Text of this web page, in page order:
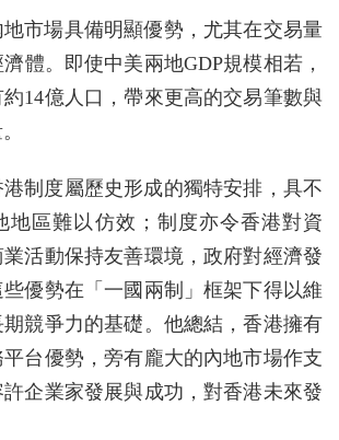
市場具備明顯優勢，尤其在交易量
體。即使中美兩地GDP規模相若，
14億人口，帶來更高的交易筆數與
制度屬歷史形成的獨特安排，具不
地區難以仿效；制度亦令香港對資
活動保持友善環境，政府對經濟發
優勢在「一國兩制」框架下得以維
競爭力的基礎。他總結，香港擁有
台優勢，旁有龐大的內地市場作支
企業家發展與成功，對香港未來發